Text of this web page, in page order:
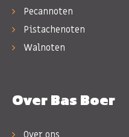
Pecannoten
Pistachenoten
Walnoten
Over Bas Boer
Over ons